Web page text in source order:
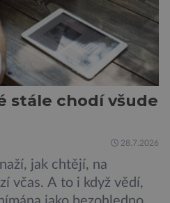
stále chodí všude
28.7.2026
jak chtějí, na
včas. A to i když vědí,